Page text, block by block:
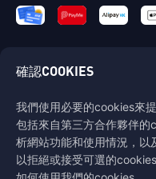
聯繫我們
如果您需要任何幫助，請點擊「
客戶服務
確認COOKIES
我們使用必要的cookies來
包括來自第三方合作夥伴
析網站功能和使用情況，以
以拒絕或接受可選的